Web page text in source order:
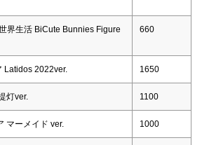
界生活 BiCute Bunnies Figure
660
Latidos 2022ver. 1650
灯ver. 1100
マーメイド ver. 1000